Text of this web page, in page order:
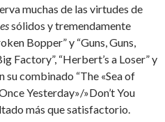
muchas de las virtudes de
sólidos y tremendamente
Bopper” y “Guns, Guns,
Factory”, “Herbert’s a Loser” y
su combinado “The «Sea of
Yesterday»/»Don’t You
más que satisfactorio.